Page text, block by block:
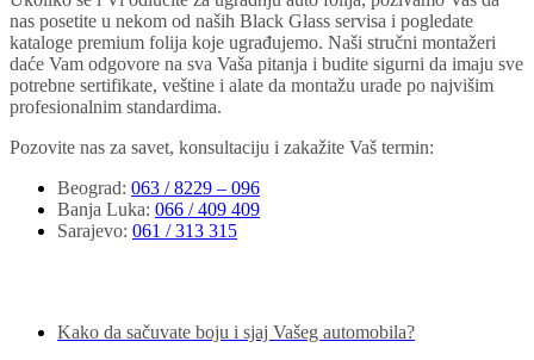
nas posetite u nekom od naših Black Glass servisa i pogledate
kataloge premium folija koje ugrađujemo. Naši stručni montažeri
daće Vam odgovore na sva Vaša pitanja i budite sigurni da imaju sve
potrebne sertifikate, veštine i alate da montažu urade po najvišim
profesionalnim standardima.
Pozovite nas za savet, konsultaciju i zakažite Vaš termin:
Beograd: 063 / 8229 – 096
Banja Luka: 066 / 409 409
Sarajevo: 061 / 313 315
Kako da sačuvate boju i sjaj Vašeg automobila?